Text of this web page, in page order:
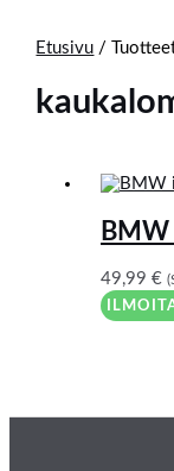
Etusivu /
49,99€